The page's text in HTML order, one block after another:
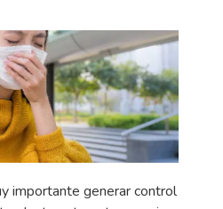
importante generar control